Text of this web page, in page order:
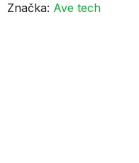
Značka: Ave tech